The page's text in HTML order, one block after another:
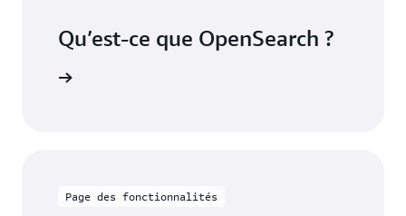
Qu’est-ce que OpenSearch ?
Page des fonctionnalités